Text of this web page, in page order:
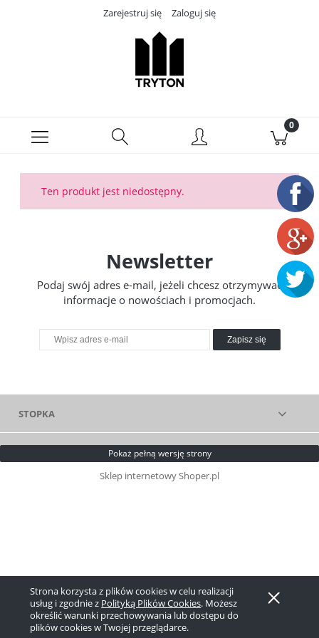
Strona korzysta z plików cookies w celu realizacji
usług i zgodnie z Polityką Plików Cookies. Możesz
określić warunki przechowywania lub dostępu do
plików cookies w Twojej przeglądarce.
Zarejestruj się Zaloguj się
Ten produkt jest niedostępny.
Newsletter
Podaj swój adres e-mail, jeżeli chcesz otrzymywać
informacje o nowościach i promocjach.
Zapisz się
STOPKA
Pokaż pełną wersję strony
Sklep internetowy Shoper.pl